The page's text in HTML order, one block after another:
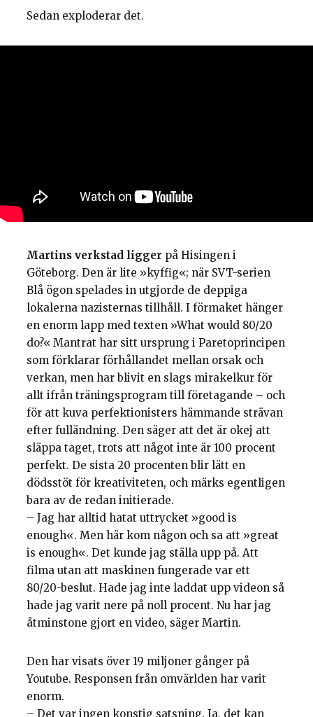
Sedan exploderar det.
Martins verkstad ligger på Hisingen i
Göteborg. Den är lite »kyffig«; när SVT-serien
Blå ögon spelades in utgjorde de deppiga
lokalerna nazisternas tillhåll. I förmaket hänger
en enorm lapp med texten »What would 80/20
do?« Mantrat har sitt ursprung i Paretoprincipen
som förklarar förhållandet mellan orsak och
verkan, men har blivit en slags mirakelkur för
allt ifrån träningsprogram till företagande – och
för att kuva perfektionisters hämmande strävan
efter fulländning. Den säger att det är okej att
släppa taget, trots att något inte är 100 procent
perfekt. De sista 20 procenten blir lätt en
dödsstöt för kreativiteten, och märks egentligen
bara av de redan initierade.
– Jag har alltid hatat uttrycket »good is
enough«. Men här kom någon och sa att »great
is enough«. Det kunde jag ställa upp på. Att
filma utan att maskinen fungerade var ett
80/20-beslut. Hade jag inte laddat upp videon så
hade jag varit nere på noll procent. Nu har jag
åtminstone gjort en video, säger Martin.
Den har visats över 19 miljoner gånger på
Youtube. Responsen från omvärlden har varit
enorm.
– Det var ingen konstig satsning. Ja, det kan